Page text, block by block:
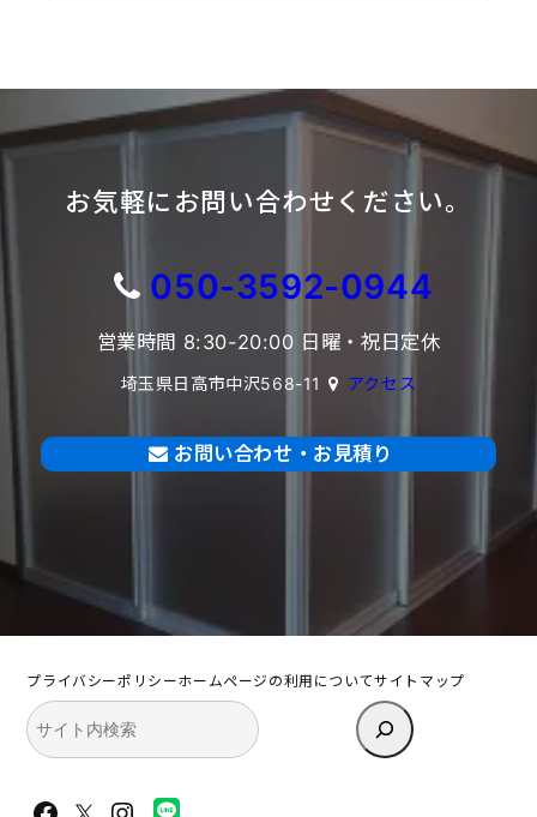
お気軽にお問い合わせください。
050-3592-0944
営業時間 8:30-20:00 日曜・祝日定休
埼玉県日高市中沢568-11 アクセス
お問い合わせ・お見積り
プライバシーポリシーホームページの利用についてサイトマップ
検
索